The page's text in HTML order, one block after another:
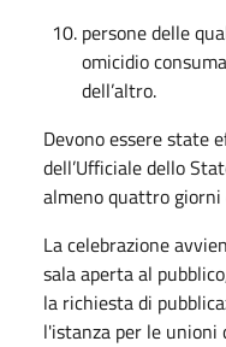
persone delle
omicidio
dell’altro.
Devono essere state
dell’Ufficiale dello
almeno quattro
La celebrazione
sala aperta al
la richiesta di
l'istanza per le unioni